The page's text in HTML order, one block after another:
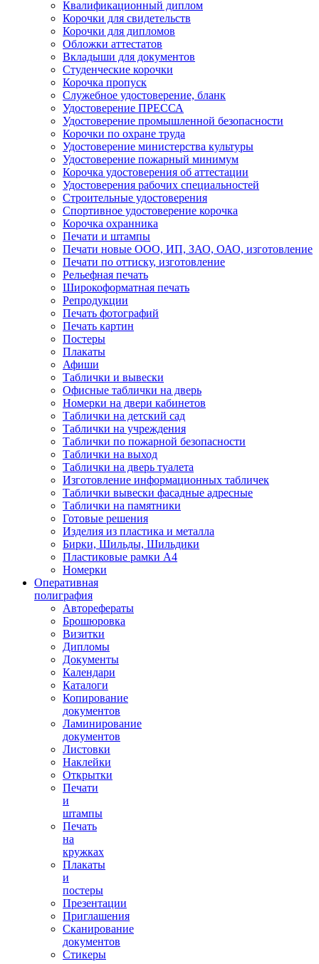
Квалификационный диплом
Корочки для свидетельств
Корочки для дипломов
Обложки аттестатов
Вкладыши для документов
Студенческие корочки
Корочка пропуск
Служебное удостоверение, бланк
Удостоверение ПРЕССА
Удостоверение промышленной безопасности
Корочки по охране труда
Удостоверение министерства культуры
Удостоверение пожарный минимум
Корочка удостоверения об аттестации
Удостоверения рабочих специальностей
Строительные удостоверения
Спортивное удостоверение корочка
Корочка охранника
Печати и штампы
Печати новые ООО, ИП, ЗАО, ОАО, изготовление
Печати по оттиску, изготовление
Рельефная печать
Широкоформатная печать
Репродукции
Печать фотографий
Печать картин
Постеры
Плакаты
Афиши
Таблички и вывески
Офисные таблички на дверь
Номерки на двери кабинетов
Таблички на детский сад
Таблички на учреждения
Таблички по пожарной безопасности
Таблички на выход
Таблички на дверь туалета
Изготовление информационных табличек
Таблички вывески фасадные адресные
Таблички на памятники
Готовые решения
Изделия из пластика и металла
Бирки, Шильды, Шильдики
Пластиковые рамки А4
Номерки
Оперативная
полиграфия
Авторефераты
Брошюровка
Визитки
Дипломы
Документы
Календари
Каталоги
Копирование
документов
Ламинирование
документов
Листовки
Наклейки
Открытки
Печати
и
штампы
Печать
на
кружках
Плакаты
и
постеры
Презентации
Приглашения
Сканирование
документов
Стикеры